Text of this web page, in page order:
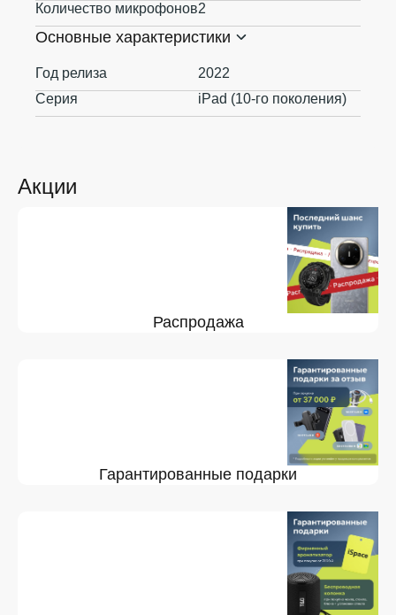
Акции
Распродажа
Гарантированные подарки
Количество микрофонов2
Основные характеристики
Год релиза
2022
Серия
iPad (10-го поколения)